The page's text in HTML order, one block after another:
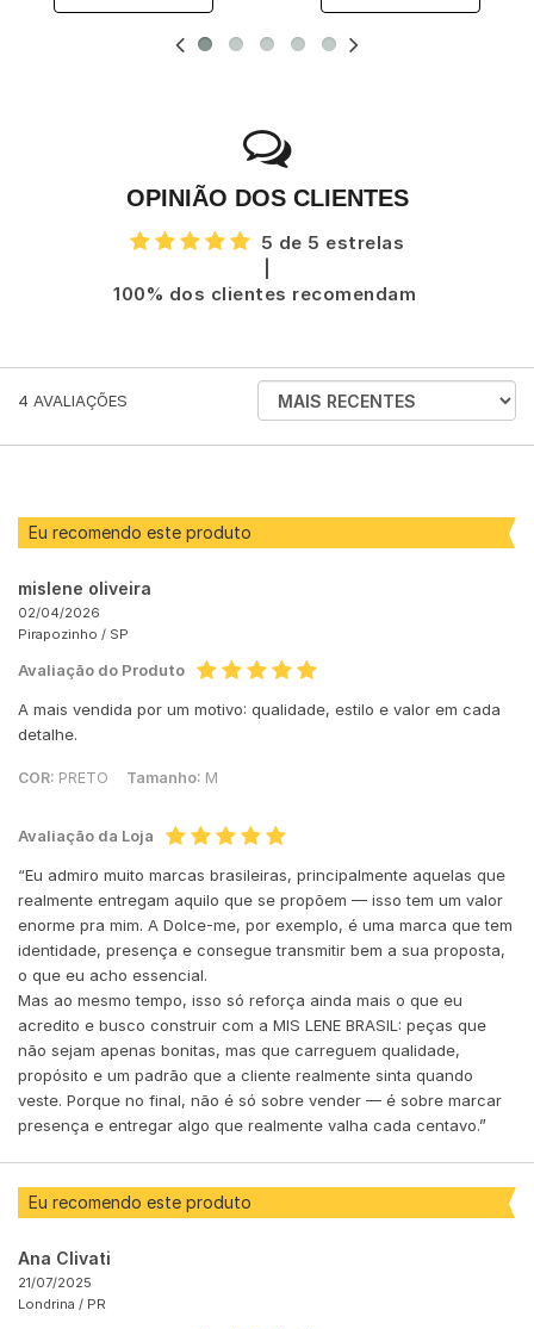
OPINIÃO DOS CLIENTES
5 de 5 estrelas
100% dos clientes recomendam
4 AVALIAÇÕES
ORDENAR
AVALIAÇÕES
Eu recomendo este produto
mislene oliveira
02/04/2026
Pirapozinho / SP
Avaliação do Produto
A mais vendida por um motivo: qualidade, estilo e valor em cada
detalhe.
COR: PRETO Tamanho: M
Avaliação da Loja
“Eu admiro muito marcas brasileiras, principalmente aquelas que
realmente entregam aquilo que se propõem — isso tem um valor
enorme pra mim. A Dolce-me, por exemplo, é uma marca que tem
identidade, presença e consegue transmitir bem a sua proposta,
o que eu acho essencial.
Mas ao mesmo tempo, isso só reforça ainda mais o que eu
acredito e busco construir com a MIS LENE BRASIL: peças que
não sejam apenas bonitas, mas que carreguem qualidade,
propósito e um padrão que a cliente realmente sinta quando
veste. Porque no final, não é só sobre vender — é sobre marcar
presença e entregar algo que realmente valha cada centavo.”
Eu recomendo este produto
Ana Clivati
21/07/2025
Londrina / PR